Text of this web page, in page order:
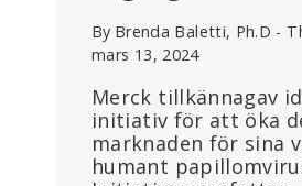
By Brenda Baletti, Ph.D -
mars 13, 2024
Merck tillkännagav
initiativ för att öka
marknaden för sina
humant